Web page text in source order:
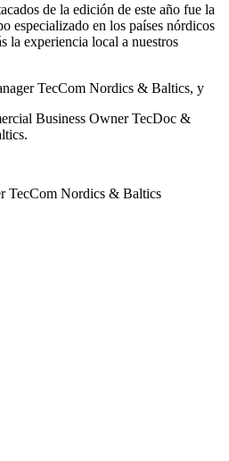
de la edición de este año fue la
especializado en los países nórdicos
la experiencia local a nuestros
TecCom Nordics & Baltics, y
Business Owner TecDoc &
TecCom Nordics & Baltics